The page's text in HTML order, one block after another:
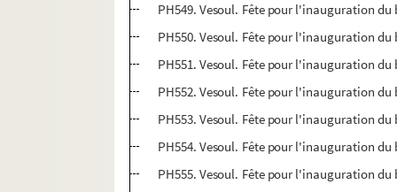
PH549. Vesoul. Fête pour l'inauguration
PH550. Vesoul. Fête pour l'inauguration
PH551. Vesoul. Fête pour l'inauguration
PH552. Vesoul. Fête pour l'inauguration
PH553. Vesoul. Fête pour l'inauguration
PH554. Vesoul. Fête pour l'inauguration
PH555. Vesoul. Fête pour l'inauguration